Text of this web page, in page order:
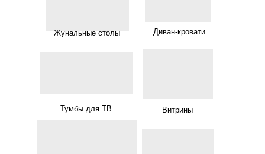
Витрины
Диван-кровати
Тумбы для ТВ
Жунальные столы